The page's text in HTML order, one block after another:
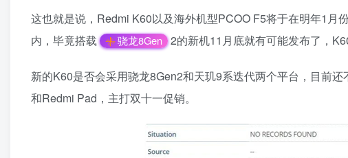
这也就是说，Redmi K60以及海外机型PCOO F5将于在明年1月
内，毕竟搭载
骁龙8Gen 2的新机11月底就有可能发布了，
新的K60是否会采用骁龙8Gen2和天玑9系迭代两个平台，目前
和Redmi Pad，主打双十一促销。